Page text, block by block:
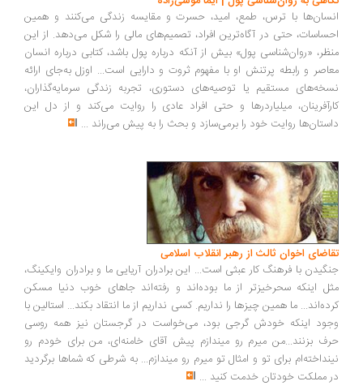
با ترس، طمع، امید، حسرت و مقایسه زندگی می‌کنند و همین
حتی در آگاه‌ترین افراد، تصمیم‌های مالی را شکل می‌دهد. از این
«روان‌شناسی پول» بیش از آنکه درباره پول باشد، کتابی درباره انسان
و رابطه پرتنش او با مفهوم ثروت و دارایی است... اوزل به‌جای ارائه
مستقیم یا توصیه‌های دستوری، تجربه زندگی سرمایه‌گذاران،
میلیاردرها و حتی افراد عادی را روایت می‌کند و از دل این
روایت خود را برمی‌سازد و بحث را به پیش می‌راند...
اخوان ثالث از رهبر انقلاب اسلامی
با فرهنگ کار عبثی است... این برادران آریایی ما و برادران وایکینگ،
اینکه سحرخیزتر از ما بوده‌اند و رفته‌اند جاهای خوب دنیا مسکن
ما همین چیزها را نداریم. کسی نداریم از ما انتقاد بکند... استالین با
اینکه خودش گرجی بود، می‌خواست در گرجستان نیز همه روسی
بزنند...من میرم رو میندازم پیش آقای خامنه‌ای، من برای خودم رو
برای تو و امثال تو میرم رو میندازم... به شرطی که شماها برگردید
مملکت خودتان خدمت کنید...